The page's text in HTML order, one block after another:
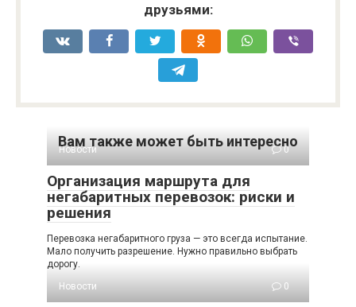
друзьями:
Вам также может быть интересно
Новости 0
Организация маршрута для
негабаритных перевозок: риски и
решения
Перевозка негабаритного груза — это всегда испытание.
Мало получить разрешение. Нужно правильно выбрать
дорогу.
Новости
0